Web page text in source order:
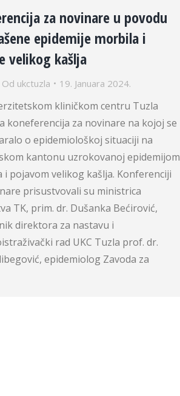
za novinare u povodu
epidemije morbila i
velikog kašlja
Od ukctuzla 19. Januara 2024.
kliničkom centru Tuzla
koneferencija za novinare na kojoj se
o epidemiološkoj situaciji na
kantonu uzrokovanoj epidemijom
i pojavom velikog kašlja. Konferenciji
prisustvovali su ministrica
TK, prim. dr. Dušanka Bećirović,
direktora za nastavu i
rad UKC Tuzla prof. dr.
epidemiolog Zavoda za